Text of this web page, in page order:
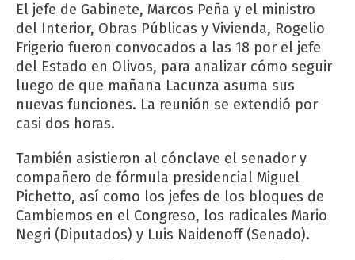
El jefe de Gabinete, Marcos Peña y el ministro
del Interior, Obras Públicas y Vivienda, Rogelio
Frigerio fueron convocados a las 18 por el jefe
del Estado en Olivos, para analizar cómo seguir
luego de que mañana Lacunza asuma sus
nuevas funciones. La reunión se extendió por
casi dos horas.
También asistieron al cónclave el senador y
compañero de fórmula presidencial Miguel
Pichetto, así como los jefes de los bloques de
Cambiemos en el Congreso, los radicales Mario
Negri (Diputados) y Luis Naidenoff (Senado).